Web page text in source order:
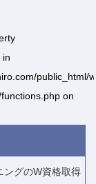
in
public_html/
on
ングのW資格取得